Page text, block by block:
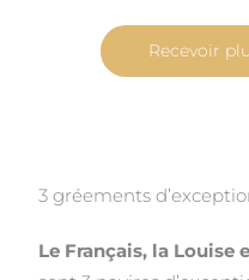
Recevoir
3 gréements
Le Français, la Louise